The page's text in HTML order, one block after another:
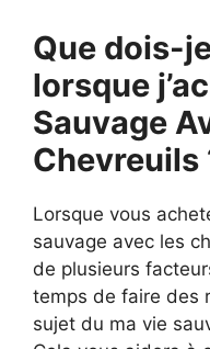
Que dois-
lorsque
Sauvage
Chevreuils
Lorsque vous
sauvage avec les
de plusieurs
temps de faire des
sujet du ma vie